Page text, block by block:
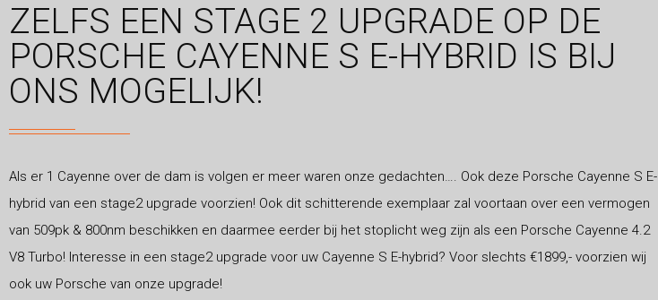
ZELFS EEN STAGE 2 UPGRADE OP DE
PORSCHE CAYENNE S E-HYBRID IS BIJ
ONS MOGELIJK!
Als er 1 Cayenne over de dam is volgen er meer waren onze gedachten…. Ook deze Porsche Cayenne S E-
hybrid van een stage2 upgrade voorzien! Ook dit schitterende exemplaar zal voortaan over een vermogen
van 509pk & 800nm beschikken en daarmee eerder bij het stoplicht weg zijn als een Porsche Cayenne 4.2
V8 Turbo! Interesse in een stage2 upgrade voor uw Cayenne S E-hybrid? Voor slechts €1899,- voorzien wij
ook uw Porsche van onze upgrade!